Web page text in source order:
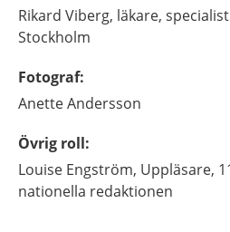
Rikard Viberg, läkare,
Stockholm
Fotograf:
AnetteAndersson
Övrig roll:
Louise Engström, Uppläsare,
nationella redaktionen